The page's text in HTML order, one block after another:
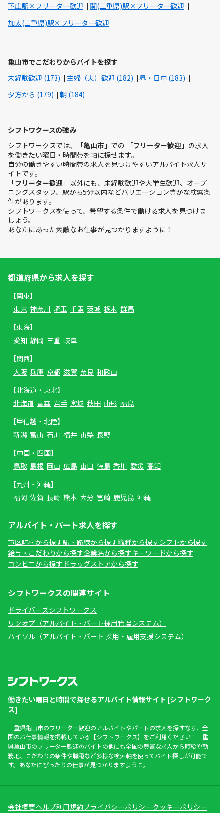
下庄駅×フリーター歓迎
関(三重県)駅×フリーター歓迎
加太(三重県)駅×フリーター歓迎
亀山市でこだわりからバイトを探す
未経験歓迎 (173)
主婦（夫）歓迎 (182)
昼・日中 (183)
夕方から (179)
朝 (184)
シフトワクースの強み
シフトワークスでは、「亀山市 」での 「フリーター歓迎 」の求人
を働きたい曜日・時間帯を軸に探せます。
自分の働きやすい時間帯の求人を見つけやすいアルバイト求人サ
イトです。
「フリーター歓迎 」以外にも、未経験歓迎や大学生歓迎、オープ
ニングスタッフ、駅から5分以内などバリエーション豊かな検索条
件があります。
シフトワークスを使って、希望する条件で働ける求人を見つけま
しょう。
あなたにあった素敵なお仕事が見つかりますように！
都道府県から求人を探す
【関東】
東京 神奈川 埼玉 千葉 茨城 栃木 群馬
【東海】
愛知 静岡 三重 岐阜
【関西】
大阪 兵庫 京都 滋賀 奈良 和歌山
【北海道・東北】
北海道 青森 岩手 宮城 秋田 山形 福島
【甲信越・北陸】
新潟 富山 石川 福井 山梨 長野
【中国・四国】
鳥取 島根 岡山 広島 山口 徳島 香川 愛媛 高知
【九州・沖縄】
福岡 佐賀 長崎 熊本 大分 宮崎 鹿児島 沖縄
アルバイト・パート求人を探す
市区町村から探す駅・路線から探す職種から探すシフトから探す
給与・こだわりから探す企業名から探すキーワードから探す
コンビニから探す ドラッグストアから探す
シフトワークスの関連サイト
ドライバーズシフトワークス
リクオプ（アルバイト・パート採用管理システム）
ハイソル（アルバイト・パート 採用・雇用支援システム）
働きたい曜日と時間で探せるアルバイト情報サイト [シフトワーク
ス]
三重県亀山市のフリーター歓迎のアルバイトやパートの求人を探すなら、全
国のお仕事情報を掲載している【シフトワークス】をご利用ください！三重
県亀山市のフリーター歓迎のバイトの他にも全国の豊富な求人から時給や勤
務地、こだわりの条件や職種など多様な検索軸を使ってバイト探しが可能で
す。あなたにぴったりの仕事が見つかりますように。
会社概要ヘルプ利用規約プライバシーポリシークッキーポリシー